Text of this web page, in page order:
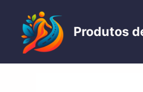
conteúdo
Produtos